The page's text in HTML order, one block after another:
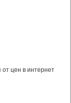
от цен в интернет